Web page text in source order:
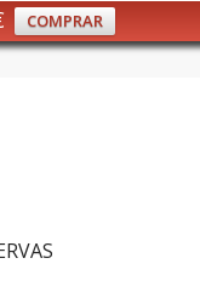
COMPRAR